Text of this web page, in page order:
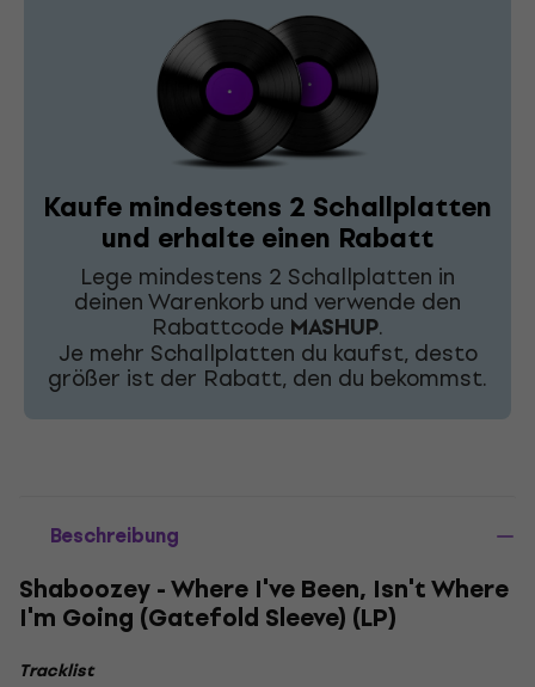
Kaufe mindestens 2 Schallplatten
und erhalte einen Rabatt
Lege mindestens 2 Schallplatten in
deinen Warenkorb und verwende den
Rabattcode MASHUP.
Je mehr Schallplatten du kaufst, desto
größer ist der Rabatt, den du bekommst.
Beschreibung
Shaboozey - Where I've Been, Isn't Where
I'm Going (Gatefold Sleeve) (LP)
Tracklist